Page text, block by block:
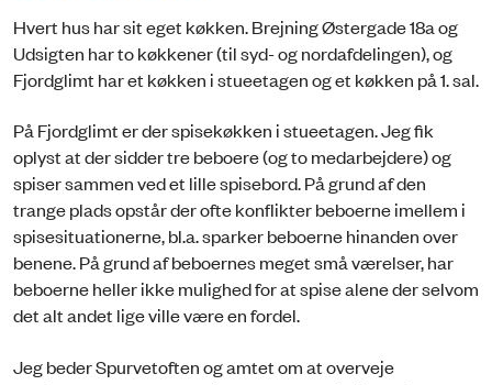
Hvert hus har sit eget køkken. Brejning Østergade 18a og
Udsigten har to køkkener (til syd- og nordafdelingen), og
Fjordglimt har et køkken i stueetagen og et køkken på 1. sal.
På Fjordglimt er der spisekøkken i stueetagen. Jeg fik
oplyst at der sidder tre beboere (og to medarbejdere) og
spiser sammen ved et lille spisebord. På grund af den
trange plads opstår der ofte konflikter beboerne imellem i
spisesituationerne, bl.a. sparker beboerne hinanden over
benene. På grund af beboernes meget små værelser, har
beboerne heller ikke mulighed for at spise alene der selvom
det alt andet lige ville være en fordel.
Jeg beder Spurvetoften og amtet om at overveje